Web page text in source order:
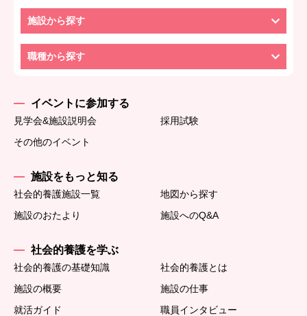
施設から探す
職種から探す
イベントに参加する
見学会&施設説明会
採用試験
その他のイベント
施設をもっと知る
社会的養護施設一覧
地図から探す
施設のおたより
施設へのQ&A
社会的養護を学ぶ
社会的養護の基礎知識
社会的養護とは
施設の概要
施設の仕事
就活ガイド
職員インタビュー